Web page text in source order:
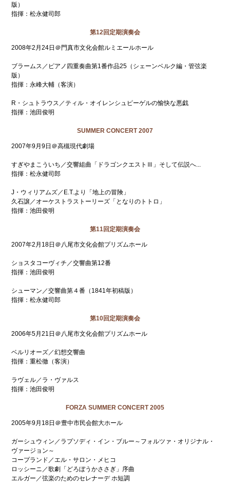
版）
指揮：松永健司郎
第12回定期演奏会
2008年2月24日＠門真市文化会館ルミエールホール
ブラームス／ピアノ四重奏曲第1番作品25（シェーンベルク編・管弦楽
版）
指揮：永峰大輔（客演）
R・シュトラウス／ティル・オイレンシュピーゲルの愉快な悪戯
指揮：池田俊明
SUMMER CONCERT 2007
2007年9月9日＠高槻現代劇場
すぎやまこういち／交響組曲「ドラゴンクエストⅢ」そして伝説へ...
指揮：松永健司郎
J・ウィリアムズ／E.T.より「地上の冒険」
久石譲／オーケストラストーリーズ「となりのトトロ」
指揮：池田俊明
第11回定期演奏会
2007年2月18日＠八尾市文化会館プリズムホール
ショスタコーヴィチ／交響曲第12番
指揮：池田俊明
シューマン／交響曲第４番（1841年初稿版）
指揮：松永健司郎
第10回定期演奏会
2006年5月21日＠八尾市文化会館プリズムホール
ベルリオーズ／幻想交響曲
指揮：重松徹（客演）
ラヴェル／ラ・ヴァルス
指揮：池田俊明
FORZA SUMMER CONCERT 2005
2005年9月18日＠豊中市民会館大ホール
ガーシュウィン／ラプソディ・イン・ブルー～フォルツァ・オリジナル・
ヴァージョン～
コープランド／エル・サロン・メヒコ
ロッシーニ／歌劇「どろぼうかささぎ」序曲
エルガー／弦楽のためのセレナーデ ホ短調